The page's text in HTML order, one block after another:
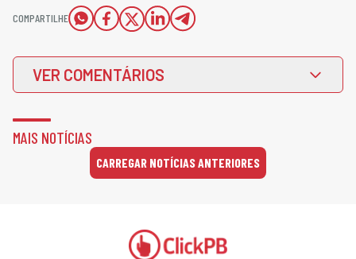
COMPARTILHE
VER COMENTÁRIOS
MAIS NOTÍCIAS
CARREGAR NOTÍCIAS ANTERIORES